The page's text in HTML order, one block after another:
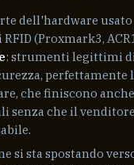
dell'hardware usato
(Proxmark3,
: strumenti legittimi
perfettamente
che finiscono
senza che il
si sta spostando